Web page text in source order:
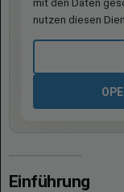
mit den Daten
nutzen diesen
Einführung